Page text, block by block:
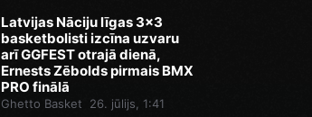
Latvijas Nāciju līgas 3x3
basketbolisti izcīna uzvaru
arī GGFEST otrajā dienā,
Ernests Zēbolds pirmais BMX
PRO finālā
Ghetto Basket 26. jūlijs, 1:41